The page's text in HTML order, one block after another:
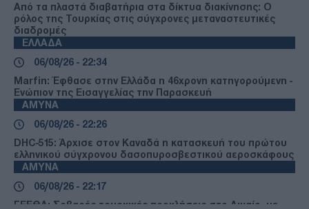
Από τα πλαστά διαβατήρια στα δίκτυα διακίνησης: Ο
ρόλος της Τουρκίας στις σύγχρονες μεταναστευτικές
διαδρομές
ΕΛΛΑΔΑ
06/08/26 - 22:34
Marfin: Έφθασε στην Ελλάδα η 46χρονη κατηγορούμενη -
Ενώπιον της Εισαγγελίας την Παρασκευή
ΑΜΥΝΑ
06/08/26 - 22:26
DHC-515: Άρχισε στον Καναδά η κατασκευή του πρώτου
ελληνικού σύγχρονου δασοπυροσβεστικού αεροσκάφους
ΑΜΥΝΑ
06/08/26 - 22:17
ΓΕΕΘΑ: Σοβαρές τουρκικές προκλήσεις στο Αιγαίο, με